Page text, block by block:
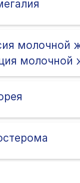
молочной
молочной